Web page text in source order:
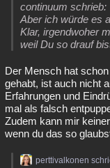
continuum schrieb:
Aber ich würde es
Klar, irgendwoher
weil Du so drauf
Der Mensch hat
gehabt, ist auch nicht
Erfahrungen und
mal als falsch
Zudem kann mir
wenn du das so
perttivalkonen